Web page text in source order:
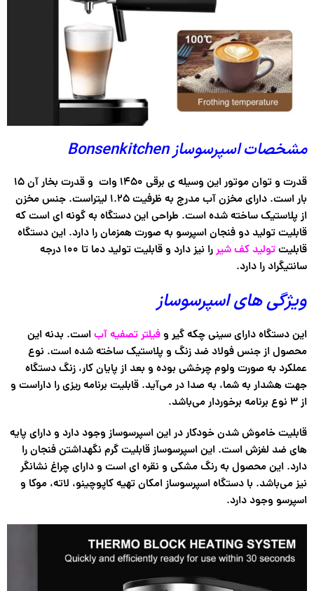
مشخصات اسپرسوساز Bonsenkitchen
قدرت و توان موتور این وسیله ی برقی ۱۴۵۰ وات و قدرت بخار آن ۱۵
بار است. دارای مخزن آب مدرج به ظرفیت ۱.۲۵ لیتراست. جنس مخزن
از پلاستیک ساخته شده است. طراحی این دستگاه به گونه ای است که
قابلیت تولید دو فنجان اسپرسو به صورت همزمان را دارد. این دستگاه
قابلیتتولید کف شیر
را نیز دارد و قابلیت تولید دما تا ۱۰۰ درجه
سانتیگراد را دارد.
ویژگی های اسپرسوساز
این دستگاه دارای سینی چکه گیر و فیلتر تصفیه آباست. بدنه این
محصول از جنس فولاد ضد زنگ و پلاستیک ساخته شده است. نوع
عملکرد به صورت ولوم چرخشی بوده و بعد از پایان کار، زنگ دستگاه
جهت هشدار به شما، به صدا در می‌آید. قابلیت برنامه ریزی را داراست و
از ۳ نوع برنامه برخوردار می‌باشد.
قابلیت خاموش شدن خودکار در این اسپرسوساز وجود دارد و دارای پایه
های ضد لغزش است. این اسپرسوساز قابلیت گرم نگهداشتن فنجان را
دارد. این محصول به رنگ مشکی و نقره ای است و دارای چراغ نشانگر
نیز می‌باشد. با دستگاه اسپرسوساز امکان تهیه کاپوچینو، لاته، موکا و
اسپرسو وجود دارد.